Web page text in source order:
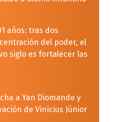
años: tras dos
del poder, el
siglo es fortalecer las
a Yan Diomande y
de Vinícius Júnior